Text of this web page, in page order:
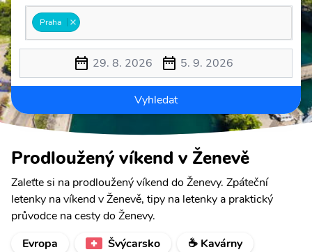
Praha
29. 8. 2026 5. 9. 2026
Vyhledat
Prodloužený víkend v Ženevě
Zaleťte si na prodloužený víkend do Ženevy. Zpáteční
letenky na víkend v Ženevě, tipy na letenky a praktický
průvodce na cesty do Ženevy.
Evropa
Švýcarsko
☕ Kavárny